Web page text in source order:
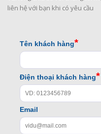
liên hệ với bạn khi có yêu cầu